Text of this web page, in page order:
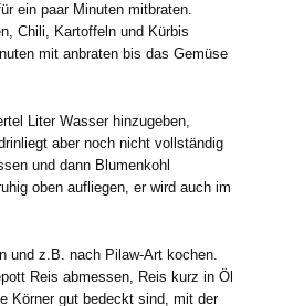
ein paar Minuten mitbraten.
Chili, Kartoffeln und Kürbis
mit anbraten bis das Gemüse
Liter Wasser hinzugeben,
aber noch nicht vollständig
und dann Blumenkohl
oben aufliegen, er wird auch im
und z.B. nach Pilaw-Art kochen.
Reis abmessen, Reis kurz in Öl
Körner gut bedeckt sind, mit der